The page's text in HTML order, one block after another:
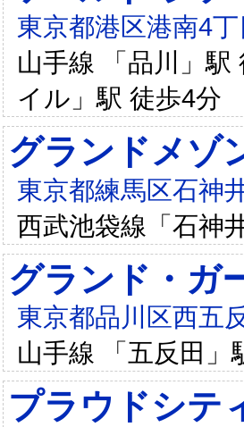
東京都港区港南4
山手線 「品川」
イル」駅 徒歩4分
グランドメゾ
東京都練馬区石神
西武池袋線「石神
グランド・ガ
東京都品川区西五
山手線 「五反田」
プラウドシテ